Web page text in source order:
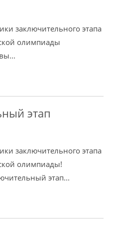
заключительного этапа
олимпиады
этап
заключительного этапа
олимпиады!
этап...